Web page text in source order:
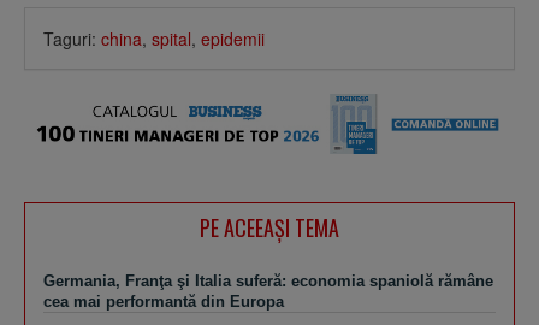
Taguri: china, spital, epidemii
PE ACEEAŞI TEMA
Germania, Franţa şi Italia suferă: economia spaniolă rămâne
cea mai performantă din Europa